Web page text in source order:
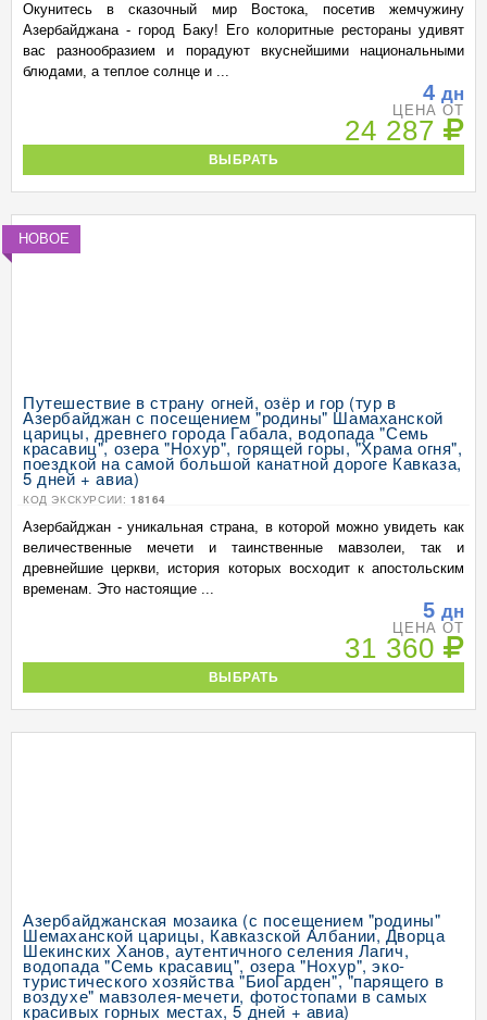
Окунитесь в сказочный мир Востока, посетив жемчужину
Азербайджана - город Баку! Его колоритные рестораны удивят
вас разнообразием и порадуют вкуснейшими национальными
блюдами, а теплое солнце и ...
4 дн
ЦЕНА ОТ
24 287
ВЫБРАТЬ
НОВОЕ
Путешествие в страну огней, озёр и гор (тур в
Азербайджан с посещением "родины" Шамаханской
царицы, древнего города Габала, водопада "Семь
красавиц", озера "Нохур", горящей горы, "Храма огня",
поездкой на самой большой канатной дороге Кавказа,
5 дней + авиа)
КОД ЭКСКУРСИИ: 18164
Азербайджан - уникальная страна, в которой можно увидеть как
величественные мечети и таинственные мавзолеи, так и
древнейшие церкви, история которых восходит к апостольским
временам. Это настоящие ...
5 дн
ЦЕНА ОТ
31 360
ВЫБРАТЬ
Азербайджанская мозаика (с посещением "родины"
Шемаханской царицы, Кавказской Албании, Дворца
Шекинских Ханов, аутентичного селения Лагич,
водопада "Семь красавиц", озера "Нохур", эко-
туристического хозяйства "БиоГарден", "парящего в
воздухе" мавзолея-мечети, фотостопами в самых
красивых горных местах, 5 дней + авиа)